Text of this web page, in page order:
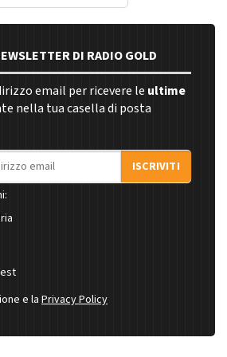
DI RADIO GOLD
email per ricevere le ultime
nella tua casella di posta
ISCRIVITI
e la Privacy Policy